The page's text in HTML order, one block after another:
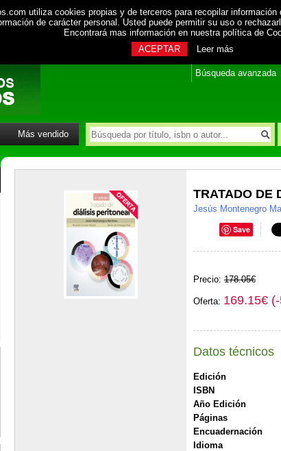
utiliza cookies propias y de terceros para recopilar
de carácter personal. Usted puede permitir su uso o
Encontrará mas información en nuestra política de
ACEPTAR
Leer más
Búsqueda avanzada
Más vendido
TRATADO DE
Jesús Montenegro
Save
Precio: 178.05€
Oferta: 169.15€
Datos técnicos
Edición
ISBN
Año Edición
Páginas
Encuadernación
Idioma